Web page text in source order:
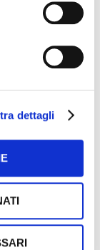
dettagli